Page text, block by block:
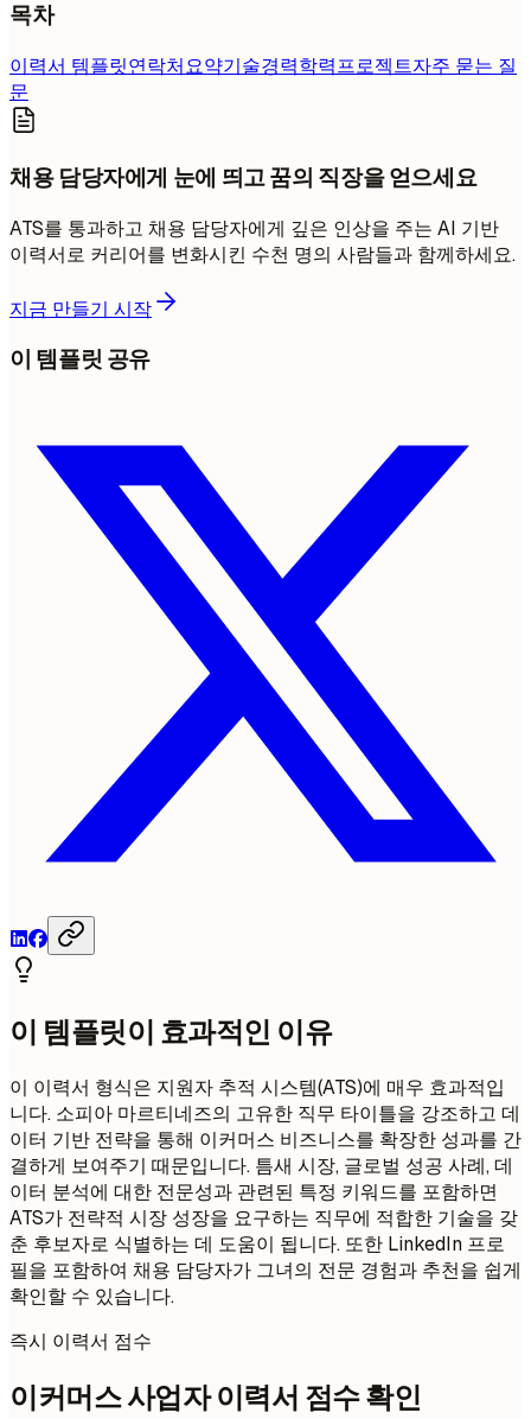
목차
이력서 템플릿연락처요약기술경력학력프로젝트자주 묻는 질
문
채용 담당자에게 눈에 띄고 꿈의 직장을 얻으세요
ATS를 통과하고 채용 담당자에게 깊은 인상을 주는 AI 기반
이력서로 커리어를 변화시킨 수천 명의 사람들과 함께하세요.
지금 만들기 시작
이 템플릿 공유
이 템플릿이 효과적인 이유
이 이력서 형식은 지원자 추적 시스템(ATS)에 매우 효과적입
니다. 소피아 마르티네즈의 고유한 직무 타이틀을 강조하고 데
이터 기반 전략을 통해 이커머스 비즈니스를 확장한 성과를 간
결하게 보여주기 때문입니다. 틈새 시장, 글로벌 성공 사례, 데
이터 분석에 대한 전문성과 관련된 특정 키워드를 포함하면
ATS가 전략적 시장 성장을 요구하는 직무에 적합한 기술을 갖
춘 후보자로 식별하는 데 도움이 됩니다. 또한 LinkedIn 프로
필을 포함하여 채용 담당자가 그녀의 전문 경험과 추천을 쉽게
확인할 수 있습니다.
즉시 이력서 점수
이커머스 사업자 이력서 점수 확인